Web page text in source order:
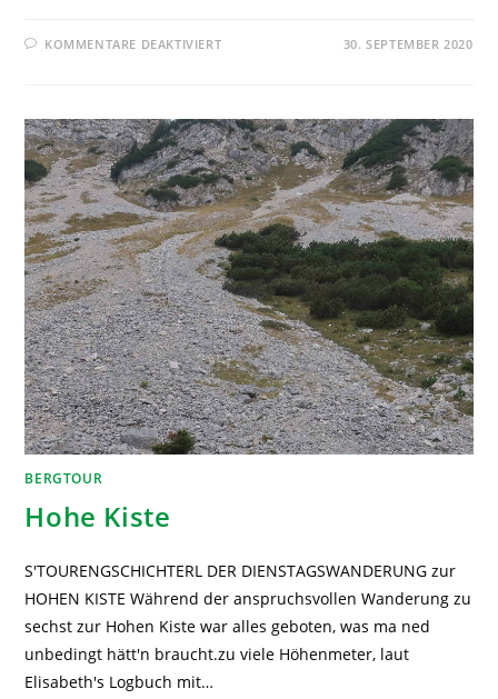
KOMMENTARE DEAKTIVIERT 30. SEPTEMBER 2020
BERGTOUR
Hohe Kiste
S'TOURENGSCHICHTERL DER DIENSTAGSWANDERUNG zur
HOHEN KISTE Während der anspruchsvollen Wanderung zu
sechst zur Hohen Kiste war alles geboten, was ma ned
unbedingt hätt'n braucht.zu viele Höhenmeter, laut
Elisabeth's Logbuch mit…